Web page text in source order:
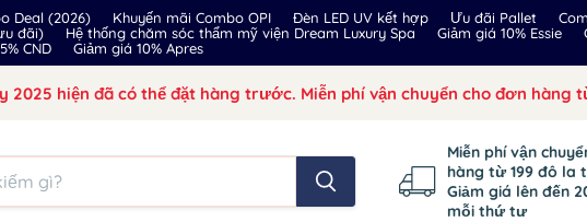
Deal (2026) Khuyến mãi Combo OPI Đèn LED UV kết hợp Ưu đãi Pallet
đãi) Hệ thống chăm sóc thẩm mỹ viện Dream Luxury Spa Giảm giá 10% Essie
CND Giảm giá 10% Apres
2025 hiện đã có thể đặt hàng trước. Miễn phí vận chuyển cho đơn hàng
Miễn phí vận
hàng từ 199 đô la
Giảm giá lên đến
mỗi thứ tư